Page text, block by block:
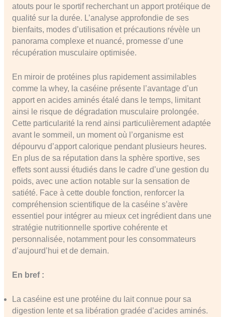
atouts pour le sportif recherchant un apport protéique de
qualité sur la durée. L’analyse approfondie de ses
bienfaits, modes d’utilisation et précautions révèle un
panorama complexe et nuancé, promesse d’une
récupération musculaire optimisée.
En miroir de protéines plus rapidement assimilables
comme la whey, la caséine présente l’avantage d’un
apport en acides aminés étalé dans le temps, limitant
ainsi le risque de dégradation musculaire prolongée.
Cette particularité la rend ainsi particulièrement adaptée
avant le sommeil, un moment où l’organisme est
dépourvu d’apport calorique pendant plusieurs heures.
En plus de sa réputation dans la sphère sportive, ses
effets sont aussi étudiés dans le cadre d’une gestion du
poids, avec une action notable sur la sensation de
satiété. Face à cette double fonction, renforcer la
compréhension scientifique de la caséine s’avère
essentiel pour intégrer au mieux cet ingrédient dans une
stratégie nutritionnelle sportive cohérente et
personnalisée, notamment pour les consommateurs
d’aujourd’hui et de demain.
En bref :
La caséine est une protéine du lait connue pour sa
digestion lente et sa libération gradée d’acides aminés.